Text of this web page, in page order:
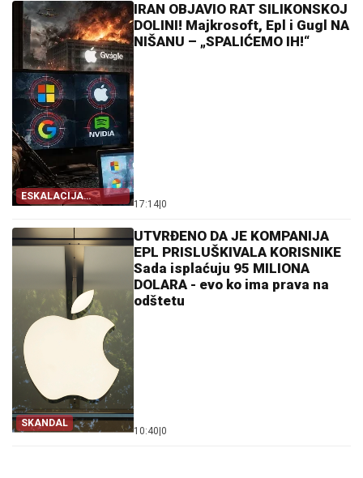
ESKALACIJA
PRETNJI
IRAN OBJAVIO RAT SILIKONSKOJ
DOLINI! Majkrosoft, Epl i Gugl NA
NIŠANU – „SPALIĆEMO IH!“
17:14 0
SKANDAL
UTVRĐENO DA JE KOMPANIJA
EPL PRISLUŠKIVALA KORISNIKE
Sada isplaćuju 95 MILIONA
DOLARA - evo ko ima prava na
odštetu
10:40 0